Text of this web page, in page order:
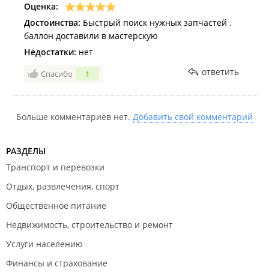
Оценка:
Достоинства: Быстрый поиск нужных запчастей .
баллон доставили в мастерскую
Недостатки: нет
Спасибо 1 ответить
Больше комментариев нет. Добавить свой комментарий
РАЗДЕЛЫ
Транспорт и перевозки
Отдых, развлечения, спорт
Общественное питание
Недвижимость, строительство и ремонт
Услуги населению
Финансы и страхование